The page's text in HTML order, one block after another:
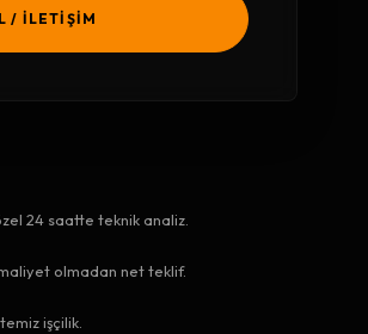
/ İLETİŞİM
24 saatte teknik analiz.
olmadan net teklif.
işçilik.